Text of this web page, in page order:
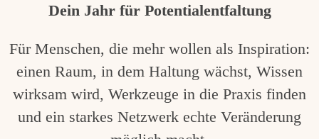
Dein Jahr für Potentialentfaltung
Für Menschen, die mehr wollen als Inspiration:
einen Raum, in dem Haltung wächst, Wissen
wirksam wird, Werkzeuge in die Praxis finden
und ein starkes Netzwerk echte Veränderung